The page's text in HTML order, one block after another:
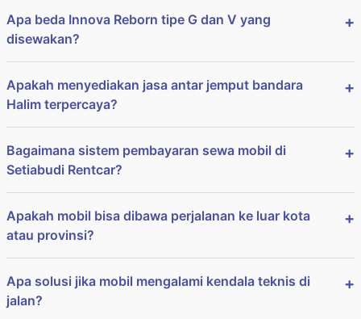
Apa beda Innova Reborn tipe G dan V yang
disewakan?
Apakah menyediakan jasa antar jemput bandara
Halim terpercaya?
Bagaimana sistem pembayaran sewa mobil di
Setiabudi Rentcar?
Apakah mobil bisa dibawa perjalanan ke luar kota
atau provinsi?
Apa solusi jika mobil mengalami kendala teknis di
jalan?